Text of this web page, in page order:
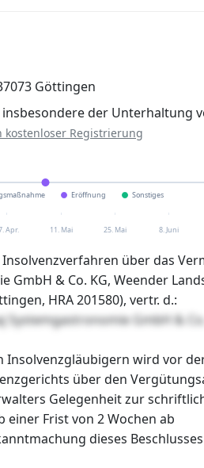
verfügbar
Göttingen
der Unterhaltung
Registrierung
Eröffnung Sonstiges
Apr. 11. Mai 25. Mai 8. Juni
Insolvenzverfahren über das
GmbH & Co. KG, Weender
HRA 201580), vertr. d.:
Systemgastronomie GmbH &
Insolvenzgläubigern wird vor
über den
Gelegenheit zur
Frist von 2 Wochen ab
dieses Beschlusses